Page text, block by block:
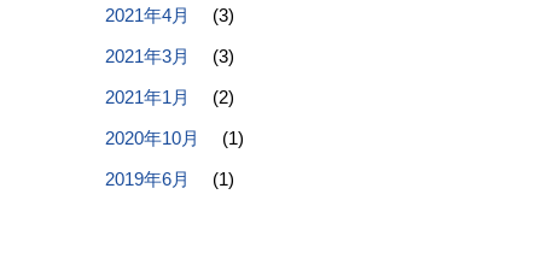
2021年4月
(3)
2021年3月
(3)
2021年1月
(2)
2020年10月
(1)
2019年6月
(1)